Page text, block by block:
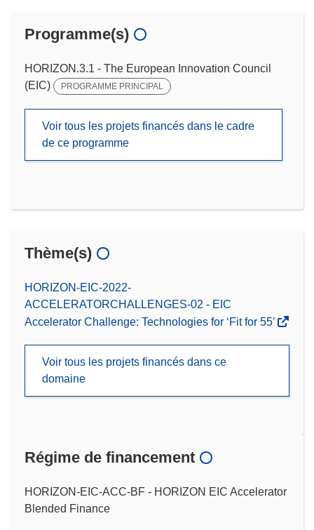
Programme(s)
HORIZON.3.1 - The European Innovation Council
(EIC)
PROGRAMME PRINCIPAL
Voir tous les projets financés dans le cadre
de ce programme
Thème(s)
HORIZON-EIC-2022-
ACCELERATORCHALLENGES-02 - EIC
Accelerator Challenge: Technologies for ‘Fit for 55’
Voir tous les projets financés dans ce
domaine
Régime de financement
HORIZON-EIC-ACC-BF - HORIZON EIC Accelerator
Blended Finance